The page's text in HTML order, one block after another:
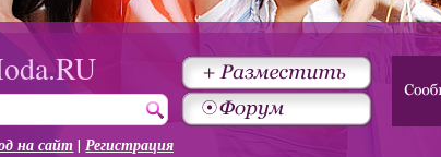
на сайт|Регистрация